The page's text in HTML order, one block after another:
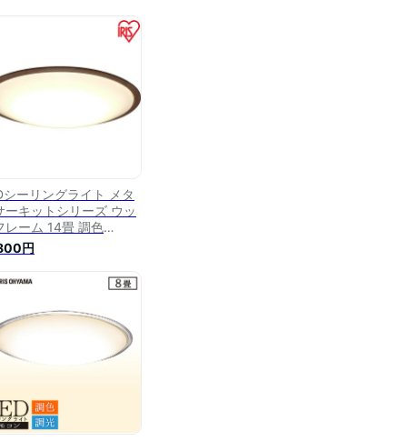
シーリングライト メタ
ーキットシリーズ ウッ
レーム 14畳 調色
5.1WF ウォールナ
ナチュラル 天井照明
率 取り付け簡単 LED 省
調光 調色 ウッディ 木
ッド アイリスオーヤマ
円